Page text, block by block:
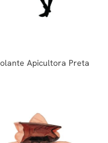
Apicultora Preta